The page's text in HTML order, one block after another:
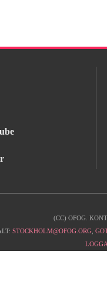
(CC) OFOG.
STOCKHOLM@OFOG.ORG ,